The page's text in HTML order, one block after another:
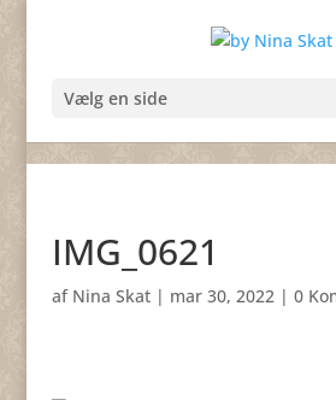
Vælg en side
IMG_0621
af Nina Skat| mar 30, 2022| 0